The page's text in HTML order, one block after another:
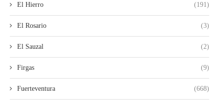
El Hierro (191)
El Rosario (3)
El Sauzal (2)
Firgas (9)
Fuerteventura (668)